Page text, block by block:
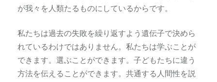
が我々を人類たるものにしているからです。
私たちは過去の失敗を繰り返すよう遺伝子で決めら
れているわけではありません。私たちは学ぶことが
できます。選ぶことができます。子どもたちに違う
方法を伝えることができます。共通する人間性を説